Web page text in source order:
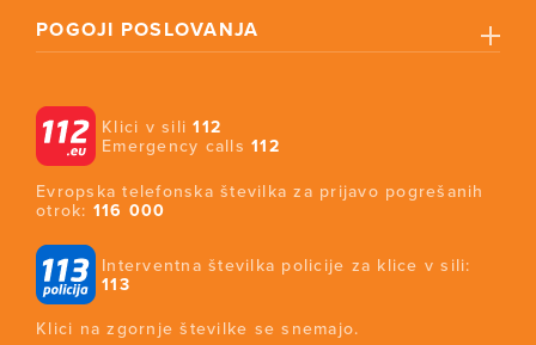
POGOJI POSLOVANJA
Klici v sili112
Emergency calls112
Evropska telefonska številka za prijavo pogrešanih
otrok: 116 000
Interventna številka policije za klice v sili:
113
Klici na zgornje številke se snemajo.